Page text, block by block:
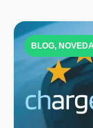
BLOG,